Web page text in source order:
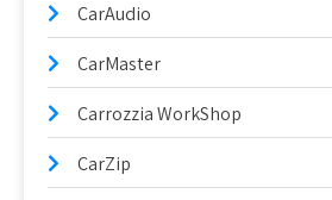
CarAudio
CarMaster
Carrozzia WorkShop
CarZip